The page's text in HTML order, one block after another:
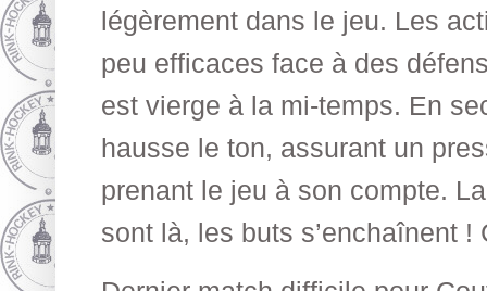
légèrement dans le jeu. Les
peu efficaces face à des
est vierge à la mi-temps. En
hausse le ton, assurant un
prenant le jeu à son compte.
sont là, les buts s’enchaînent !